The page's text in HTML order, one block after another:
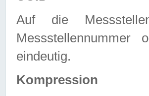
Auf die
eindeutig.
Kompression